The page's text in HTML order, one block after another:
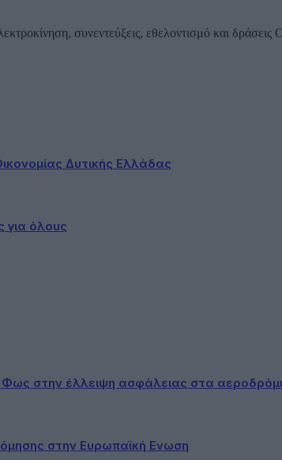
συνεντεύξεις, εθελοντισμό και
Δυτικής Ελλάδας
για όλους
Φως στην έλλειψη ασφάλειας στα
στην Ευρωπαϊκή Ενωση